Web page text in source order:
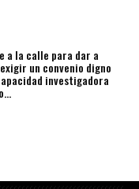
a la calle para dar a
un convenio digno
investigadora